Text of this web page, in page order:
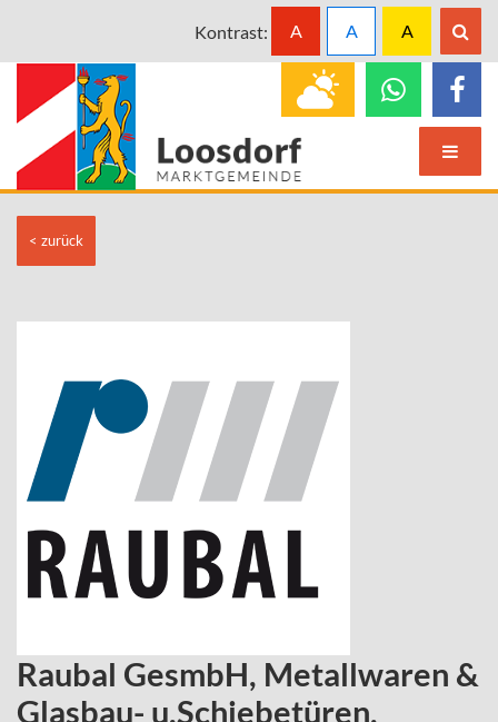
Kontrast: A A A
< zurück
Raubal GesmbH, Metallwaren &
Glasbau- u.Schiebetüren,